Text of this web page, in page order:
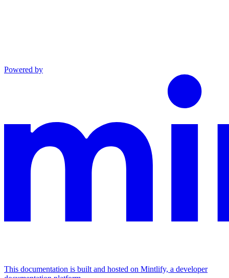
Powered by
This documentation is built and hosted on Mintlify, a developer